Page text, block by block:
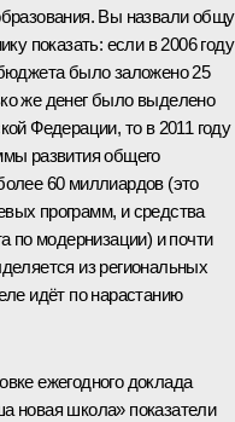
Вы назвали
показать: если в 2006 году
было заложено 25
же денег было выделено
Федерации, то в 2011 году
развития общего
60 миллиардов (это
программ, и средства
по модернизации) и почти
из региональных
идёт по нарастанию
ежегодного доклада
новая школа» показатели